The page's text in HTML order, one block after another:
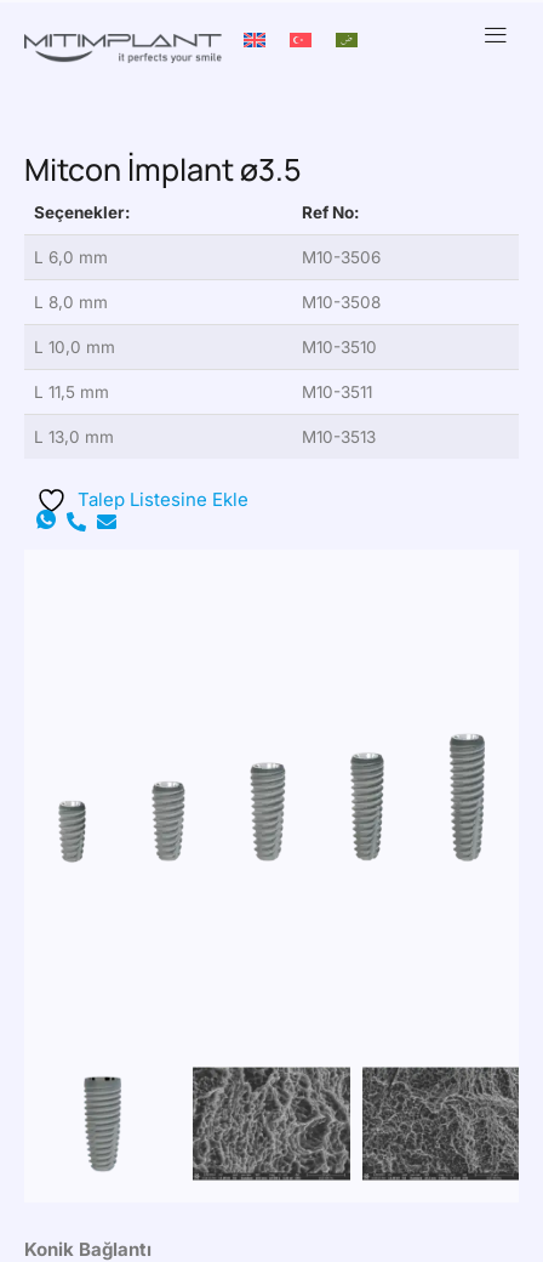
Mitcon İmplant ø3.5
Seçenekler: Ref No:
L 6,0 mm M10-3506
L 8,0 mm M10-3508
L 10,0 mm M10-3510
L 11,5 mm M10-3511
L 13,0 mm M10-3513
Talep Listesine Ekle
Konik Bağlantı